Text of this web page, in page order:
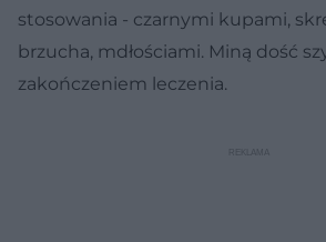
stosowania - czarnymi kupami,
brzucha, mdłościami. Miną dość
zakończeniem leczenia.